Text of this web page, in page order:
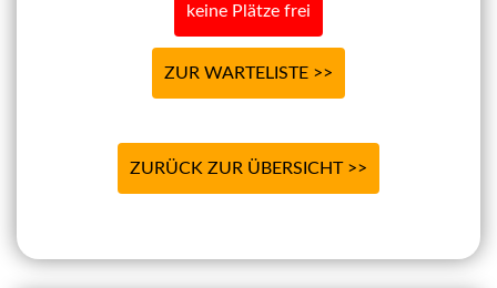
keine Plätze frei
ZUR WARTELISTE >>
ZURÜCK ZUR ÜBERSICHT >>